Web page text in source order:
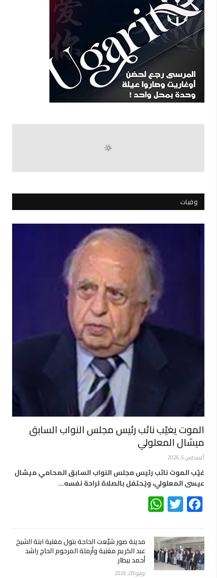
وفيات
الموت يغيّب نائب رئيس مجلس النواب السابق
ميشال المعلولي
أغسطس 5, 2026
غيّب الموت نائب رئيس مجلس النواب السابق المحامي ميشال
عيسى المعلولي، ويُحتفل بالصلاة لراحة نفسه…
Facebook
Twitter
مدينة صور شيّعت الحاجة بتول مغنية ابنة الشيخ
عبد الكريم مغنية وأرملة المرحوم الحاج راشد
أحمد بيطار
يوليو 28, 2026